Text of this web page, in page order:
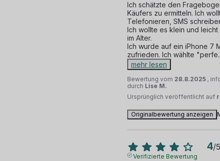
Ich schätzte den
Käufers zu ermitteln. Ich
Telefonieren, SMS
Ich wollte es klein und
im Alter.
Ich wurde auf ein iPhone 7
zufrieden. Ich wählte "perfe
mehr lesen
Bewertung vom 28.8.2025 ,
durch Lise M.
Ursprünglich veröffentlicht auf
Originalbewertung anzeigen
4/5
Verifizierte Bewertung